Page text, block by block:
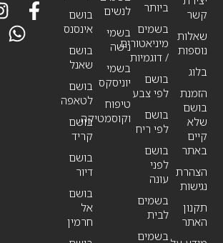
קשר
שאלות
נוספות
בלוג
הזמנת
בושם
שלא
קיים
באתר
הצהרת
נגישות
תקנון
האתר
לנשים
בשמי
נישה
בשמי
יוניסקס
טיפוח
וקוסמטיקה
ביותר
בשמים
מיניאטורים
/ דוגמיות
בושם
לפי צבע
בושם
לפי ריח
בושם
לפני
עונה
בשמים
לבית
בשמים
בושם
אינסנס
בושם
שאנל
בושם
לטאפה
בושם
קריד
בושם
דיור
בושם
אל
חרמין